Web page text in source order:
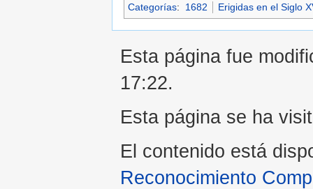
Categorías: 1682 Erigidas en el Siglo
Esta página fue
17:22.
Esta página se ha
El contenido está
Reconocimiento